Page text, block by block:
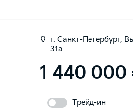
г. Санкт-Петербург,
31а
1 440 000
Трейд-ин